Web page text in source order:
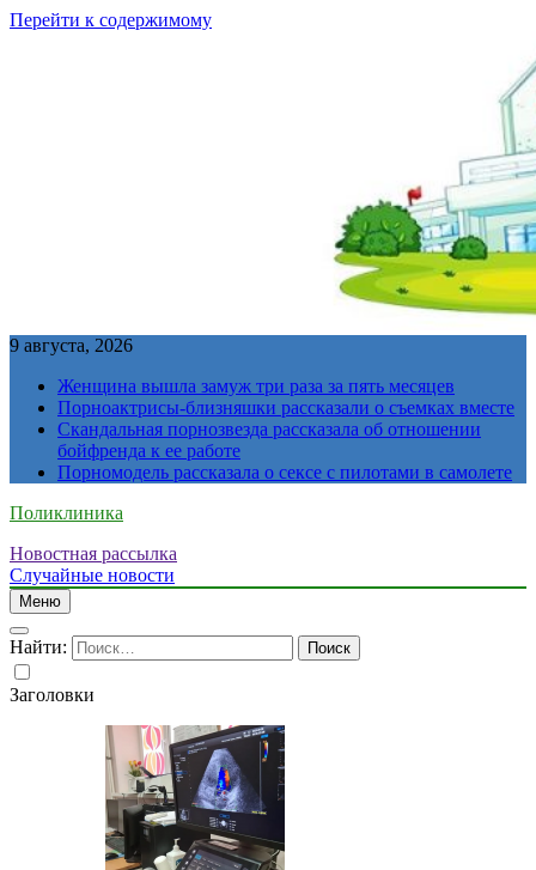
Перейти к содержимому
9 августа, 2026
Женщина вышла замуж три раза за пять месяцев
Порноактрисы-близняшки рассказали о съемках вместе
Скандальная порнозвезда рассказала об отношении
бойфренда к ее работе
Порномодель рассказала о сексе с пилотами в самолете
Поликлиника
Новостная рассылка
Случайные новости
Меню
Найти:
Заголовки